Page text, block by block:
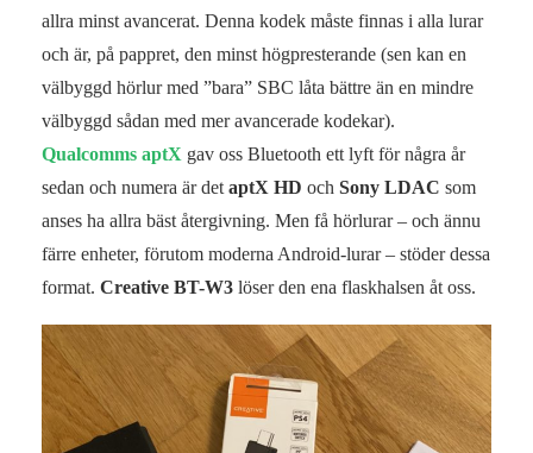
allra minst avancerat. Denna kodek måste finnas i alla lurar
och är, på pappret, den minst högpresterande (sen kan en
välbyggd hörlur med ”bara” SBC låta bättre än en mindre
välbyggd sådan med mer avancerade kodekar).
Qualcomms aptX gav oss Bluetooth ett lyft för några år
sedan och numera är det aptX HD och Sony LDAC som
anses ha allra bäst återgivning. Men få hörlurar – och ännu
färre enheter, förutom moderna Android-lurar – stöder dessa
format. Creative BT-W3 löser den ena flaskhalsen åt oss.